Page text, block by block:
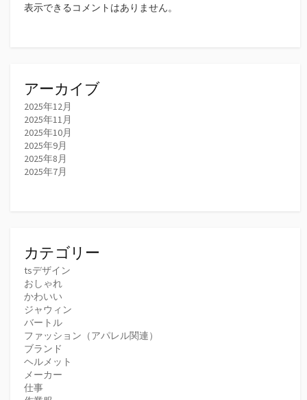
表示できるコメントはありません。
アーカイブ
2025年12月
2025年11月
2025年10月
2025年9月
2025年8月
2025年7月
カテゴリー
tsデザイン
おしゃれ
かわいい
ジャウィン
バートル
ファッション（アパレル関連）
ブランド
ヘルメット
メーカー
仕事